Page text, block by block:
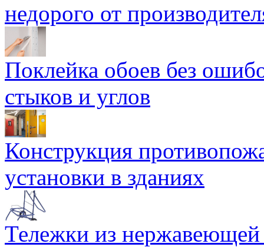
недорого от
Поклейка обоев без
стыков и углов
Конструкция
установки в зданиях
Тележки из